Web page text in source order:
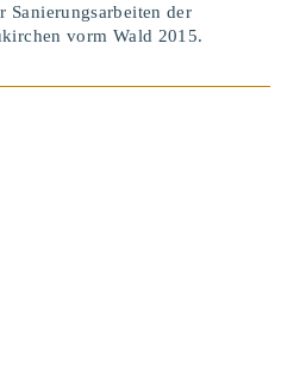
Sanierungsarbeiten der
vorm Wald 2015.